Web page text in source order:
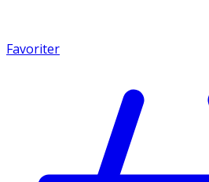
Favoriter